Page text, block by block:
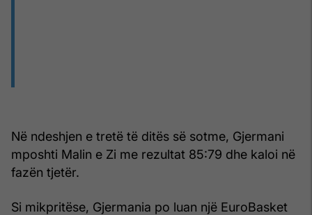
Në ndeshjen e tretë të ditës së sotme, Gjermani
mposhti Malin e Zi me rezultat 85:79 dhe kaloi në
fazën tjetër.
Si mikpritëse, Gjermania po luan një EuroBasket